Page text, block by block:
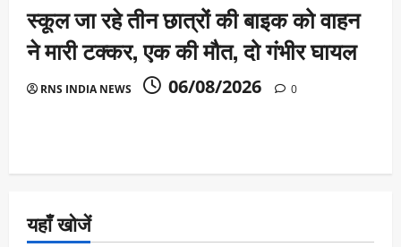
स्कूल जा रहे तीन छात्रों की बाइक को वाहन
ने मारी टक्कर, एक की मौत, दो गंभीर घायल
RNS INDIA NEWS 06/08/2026 0
यहाँ खोजें